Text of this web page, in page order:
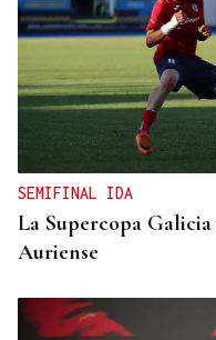
CANEDO
Un herido en la
entrada a las termas
SEMIFINAL IDA
La Supercopa
Auriense